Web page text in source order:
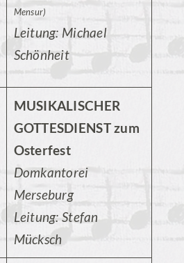
Mensur)
Leitung: Michael
Schönheit
MUSIKALISCHER
GOTTESDIENST zum
Osterfest
Domkantorei
Merseburg
Leitung: Stefan
Mücksch